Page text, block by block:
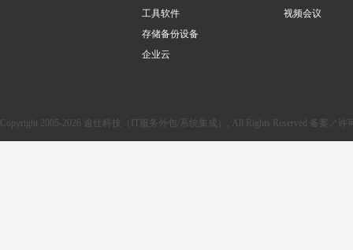
工具软件
存储备份设备
企业云
视频会议
Copyright 2005-2026 逾仕科技（IT服务外包/系统集成）, All Rights Reserved 备案／